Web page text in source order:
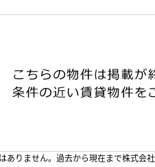
りません。過去から現在まで株式会